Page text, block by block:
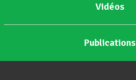
Vidéos
Publications